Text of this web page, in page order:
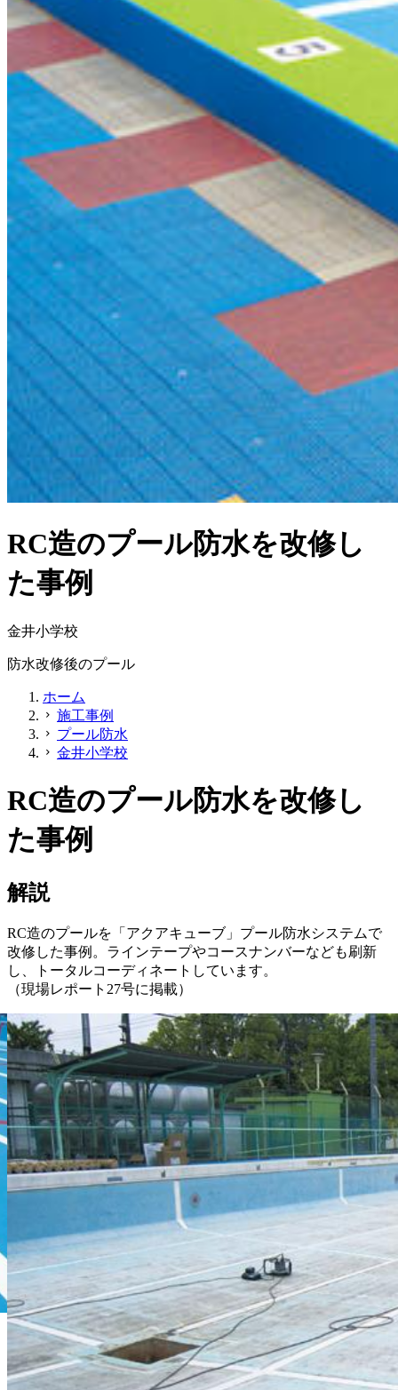
RC造のプール防水を改修し
た事例
金井小学校
防水改修後のプール
ホーム
chevron_right 施工事例
chevron_right プール防水
chevron_right 金井小学校
RC造のプール防水を改修し
た事例
解説
RC造のプールを「アクアキューブ」プール防水システムで
改修した事例。ラインテープやコースナンバーなども刷新
し、トータルコーディネートしています。
（現場レポート27号に掲載）